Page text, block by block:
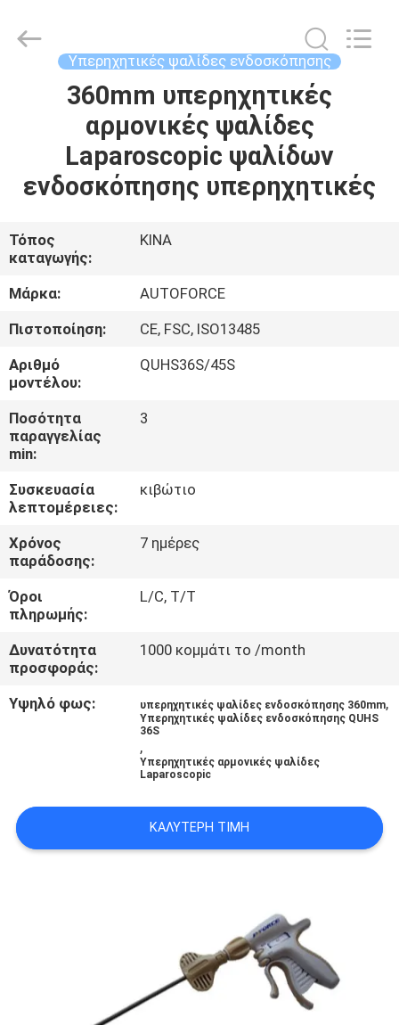
ΠΡΟΪΌΝΤΑ
ΕΜΕΊΣ
ΓΎΡΟΣ
ΕΡΓΟΣΤΑΣΊΩΝ
ΠΟΙΟΤΙΚΌΣ
ΈΛΕΓΧΟΣ
ΕΛΆΤΕ
ΣΕ
ΕΠΑΦΉ
ΜΕ
ΖΗΤΉΣΤΕ
ΈΝΑ
ΑΠΌΣΠΑΣΜΑ
PRIVACY
POLICY
LTD.
Υπερηχητικές ψαλίδες ενδοσκόπησης
360mm υπερηχητικές
αρμονικές ψαλίδες
Laparoscopic ψαλίδων
ενδοσκόπησης υπερηχητικές
Τόπος
καταγωγής:
ΚΙΝΑ
Μάρκα:
AUTOFORCE
Πιστοποίηση:
CE, FSC, ISO13485
Αριθμό
μοντέλου:
QUHS36S/45S
Ποσότητα
παραγγελίας
min:
3
Συσκευασία
λεπτομέρειες:
κιβώτιο
Χρόνος
παράδοσης:
7 ημέρες
Όροι
πληρωμής:
L/C, T/T
Δυνατότητα
προσφοράς:
1000 κομμάτι το /month
Υψηλό φως: υπερηχητικές ψαλίδες ενδοσκόπησης 360mm,
Υπερηχητικές ψαλίδες ενδοσκόπησης QUHS
36S
,
Υπερηχητικές αρμονικές ψαλίδες
Laparoscopic
ΚΑΛΎΤΕΡΗ ΤΙΜΉ